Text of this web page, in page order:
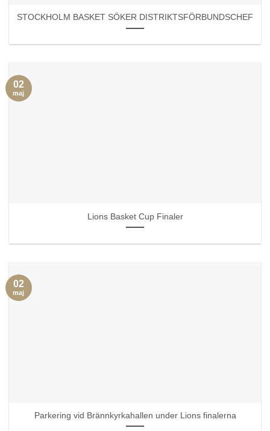
STOCKHOLM BASKET SÖKER DISTRIKTSFÖRBUNDSCHEF
Lions Basket Cup Finaler
02
maj
Parkering vid Brännkyrkahallen under Lions finalerna
02
maj